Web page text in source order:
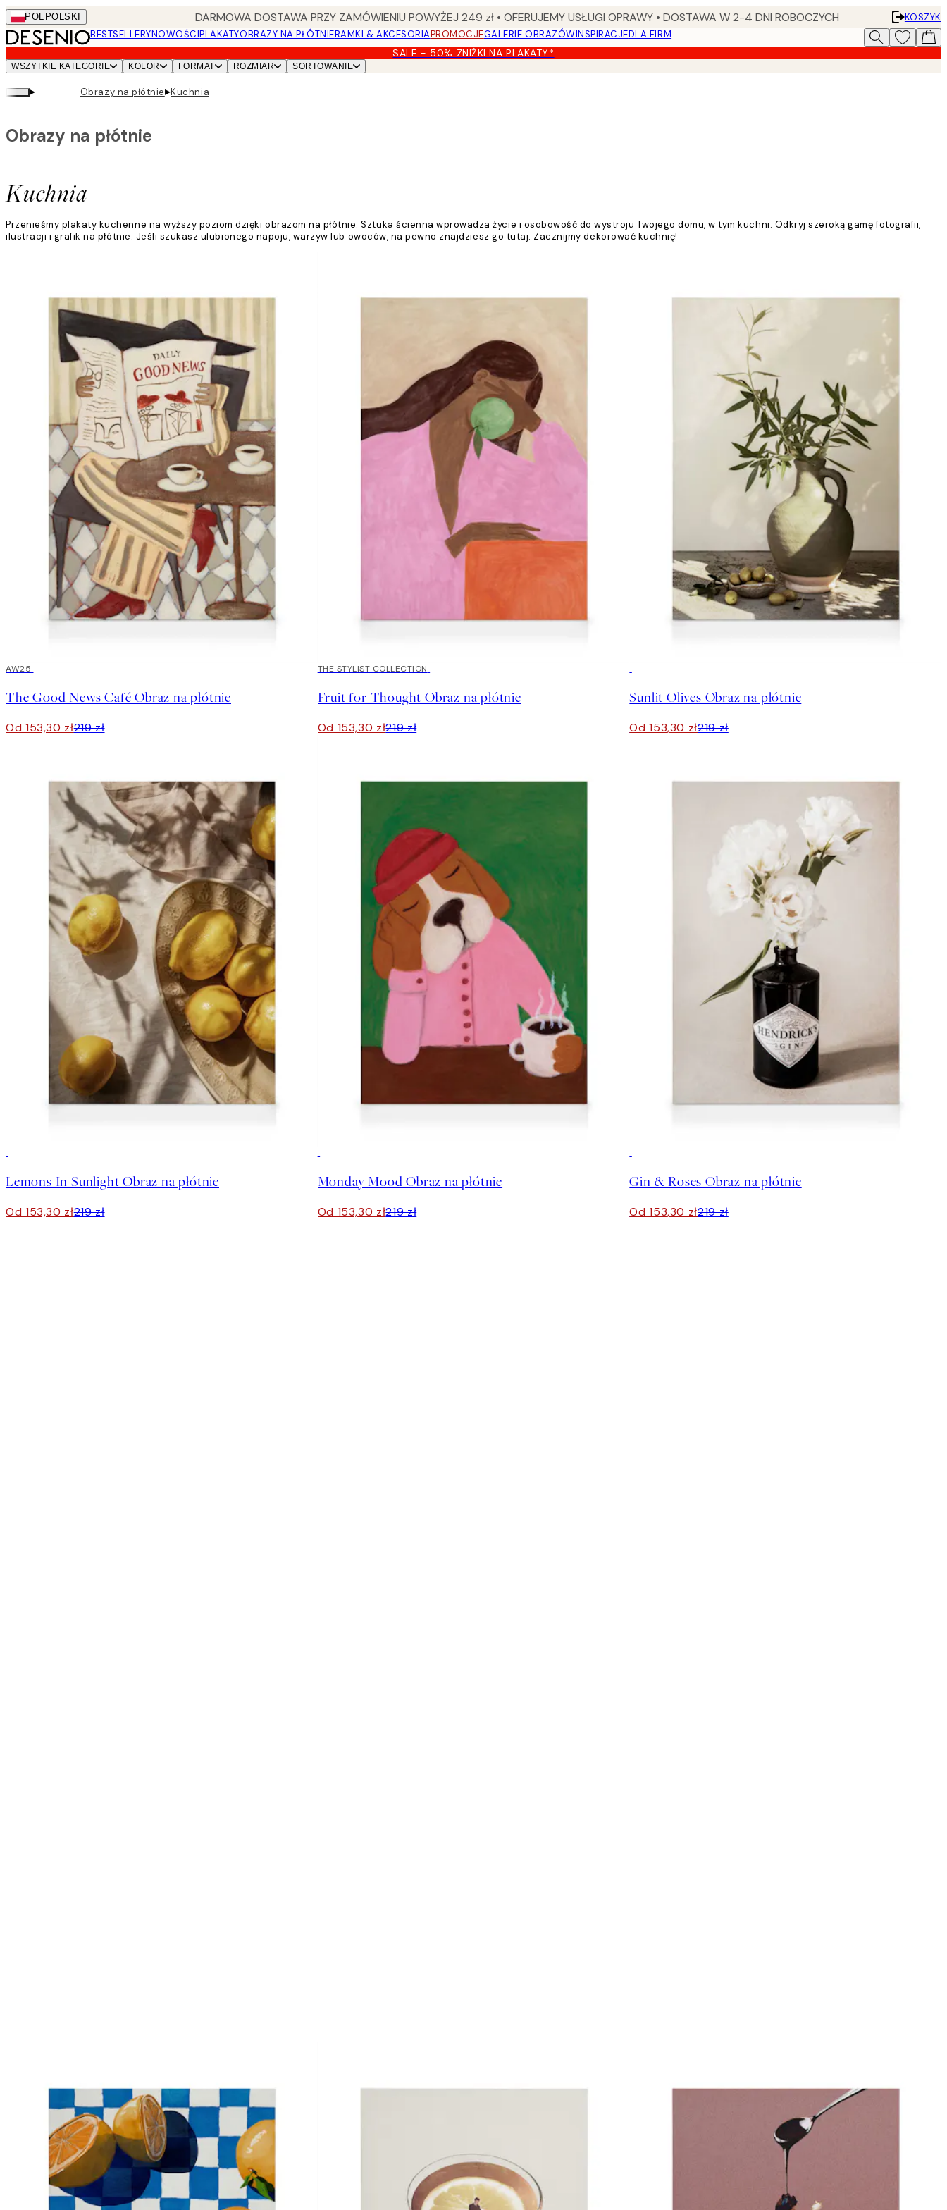
Skip
to
main
content.
POL POLSKI DARMOWA DOSTAWA PRZY ZAMÓWIENIU POWYŻEJ 249 zł • OFERUJEMY USŁUGI OPRAWY • DOSTAWA W 2-4 DNI ROBOCZYCH
KOSZYK
BESTSELLERYNOWOŚCIPLAKATYOBRAZY NA PŁÓTNIERAMKI & AKCESORIAPROMOCJEGALERIE OBRAZÓWINSPIRACJEDLA FIRM
SALE - 50% ZNIŻKI NA PLAKATY*
WSZYTKIE KATEGORIE KOLOR FORMAT ROZMIAR SORTOWANIE
▸ Obrazy na płótnie▸Kuchnia
Kuchnia
Obrazy na płótnie
Przenieśmy plakaty kuchenne na wyższy poziom dzięki obrazom na płótnie. Sztuka ścienna wprowadza życie i osobowość do wystroju Twojego domu, w tym kuchni. Odkryj szeroką gamę fotografii,
ilustracji i grafik na płótnie. Jeśli szukasz ulubionego napoju, warzyw lub owoców, na pewno znajdziesz go tutaj. Zacznijmy dekorować kuchnię!
30%*
AW25
The Good News Café Obraz na płótnie
Od 153,30 zł219 zł
30%*
THE STYLIST COLLECTION
Fruit for Thought Obraz na płótnie
Od 153,30 zł219 zł
Sunlit Olives Obraz na płótnie
Od 153,30 zł219 zł
Lemons In Sunlight Obraz na płótnie
Od 153,30 zł219 zł
Monday Mood Obraz na płótnie
Od 153,30 zł219 zł
Gin & Roses Obraz na płótnie
Od 153,30 zł219 zł